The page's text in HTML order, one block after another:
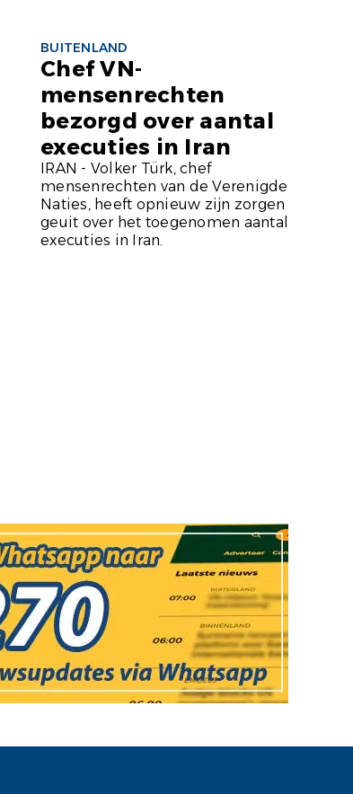
BUITENLAND
Chef VN-
mensenrechten
bezorgd over aantal
executies in Iran
IRAN - Volker Türk, chef
mensenrechten van de Verenigde
Naties, heeft opnieuw zijn zorgen
geuit over het toegenomen aantal
executies in Iran.